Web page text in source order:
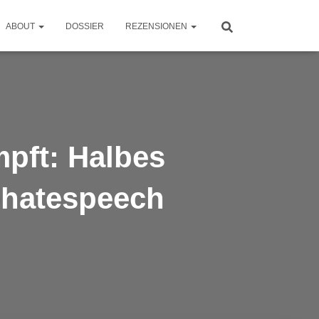
ABOUT DOSSIER REZENSIONEN
Halbes